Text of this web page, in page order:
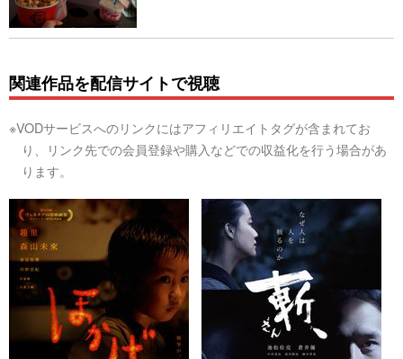
関連作品を配信サイトで視聴
※VODサービスへのリンクにはアフィリエイトタグが含まれてお
り、リンク先での会員登録や購入などでの収益化を行う場合があ
ります。